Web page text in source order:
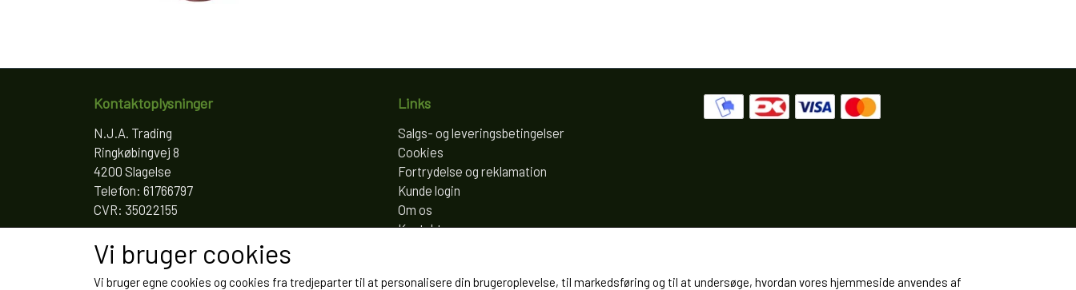
Kontaktoplysninger
N.J.A. Trading
Ringkøbingvej 8
4200 Slagelse
Telefon: 61766797
CVR: 35022155
Links
Salgs- og leveringsbetingelser
Cookies
Fortrydelse og reklamation
Kunde login
Om os
Kontakt
Vi bruger cookies
Vi bruger egne cookies og cookies fra tredjeparter til at personalisere din brugeroplevelse, til markedsføring og til at undersøge, hvordan vores hjemmeside anvendes af